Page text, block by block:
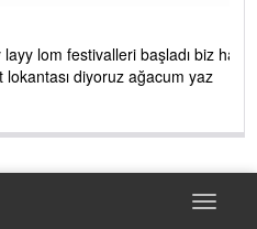
festivalleri başladı biz halk
diyoruz ağacum yaz
Toggle